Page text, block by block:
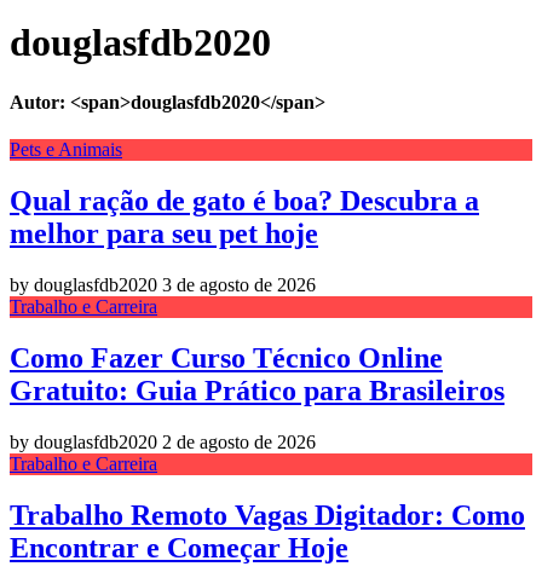
douglasfdb2020
Autor: <span>douglasfdb2020</span>
Pets e Animais
Qual ração de gato é boa? Descubra a
melhor para seu pet hoje
by douglasfdb2020 3 de agosto de 2026
Trabalho e Carreira
Como Fazer Curso Técnico Online
Gratuito: Guia Prático para Brasileiros
by douglasfdb2020 2 de agosto de 2026
Trabalho e Carreira
Trabalho Remoto Vagas Digitador: Como
Encontrar e Começar Hoje